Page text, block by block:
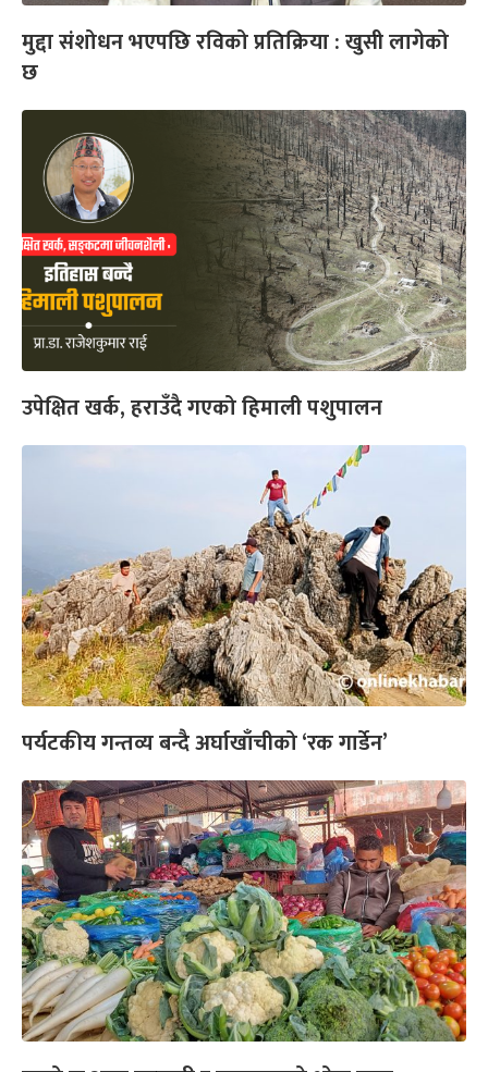
मुद्दा संशोधन भएपछि रविको प्रतिक्रिया : खुसी लागेको
छ
उपेक्षित खर्क, हराउँदै गएको हिमाली पशुपालन
पर्यटकीय गन्तव्य बन्दै अर्घाखाँचीको ‘रक गार्डेन’